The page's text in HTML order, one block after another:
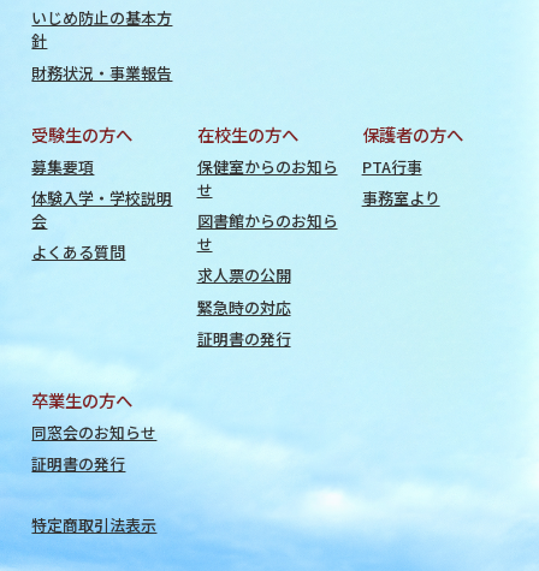
いじめ防止の基本方
針
財務状況・事業報告
受験生の方へ
募集要項
体験入学・学校説明
会
よくある質問
在校生の方へ
保健室からのお知ら
せ
図書館からのお知ら
せ
求人票の公開
緊急時の対応
証明書の発行
保護者の方へ
PTA行事
事務室より
卒業生の方へ
同窓会のお知らせ
証明書の発行
特定商取引法表示